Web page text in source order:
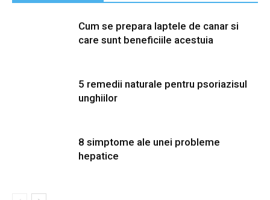
Cum se prepara laptele de canar si
care sunt beneficiile acestuia
5 remedii naturale pentru psoriazisul
unghiilor
8 simptome ale unei probleme
hepatice